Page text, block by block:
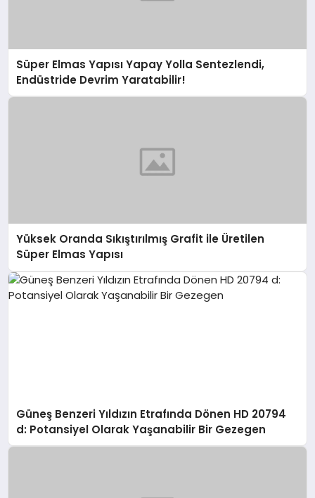
Süper Elmas Yapısı Yapay Yolla Sentezlendi,
Endüstride Devrim Yaratabilir!
Yüksek Oranda Sıkıştırılmış Grafit ile Üretilen
Süper Elmas Yapısı
Güneş Benzeri Yıldızın Etrafında Dönen HD 20794
d: Potansiyel Olarak Yaşanabilir Bir Gezegen